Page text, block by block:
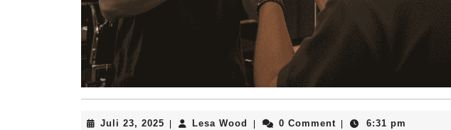
Juli 23, 2025 Juli
Lesa Wood
Lesa
0 Comment 6:31 pm